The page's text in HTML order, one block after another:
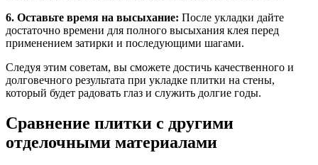
6. Оставьте время на высыхание: После укладки дайте
достаточно времени для полного высыхания клея перед
применением затирки и последующими шагами.
Следуя этим советам, вы сможете достичь качественного и
долговечного результата при укладке плитки на стены,
который будет радовать глаз и служить долгие годы.
Сравнение плитки с другими
отделочными материалами